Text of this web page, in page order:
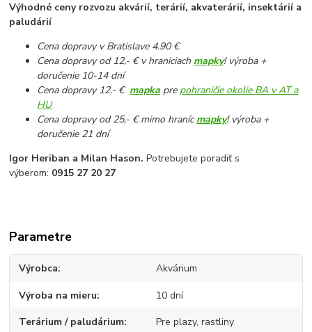
Výhodné ceny rozvozu akvárií, terárií, akvaterárií, insektárií a
paludárií
Cena dopravy v Bratislave 4.90 €
Cena dopravy od 12,- € v hraniciach mapky! výroba +
doručenie 10-14 dní
Cena dopravy 12.- € mapka pre pohraničie okolie BA v AT a
HU
Cena dopravy od 25,- € mimo hranícmapky! výroba +
doručenie 21 dní
Igor Heriban a Milan Hason.Potrebujete poradiť s
výberom: 0915 27 20 27
Parametre
Výrobca Akvárium
Výroba na mieru 10 dní
Terárium / paludárium Pre plazy, rastliny